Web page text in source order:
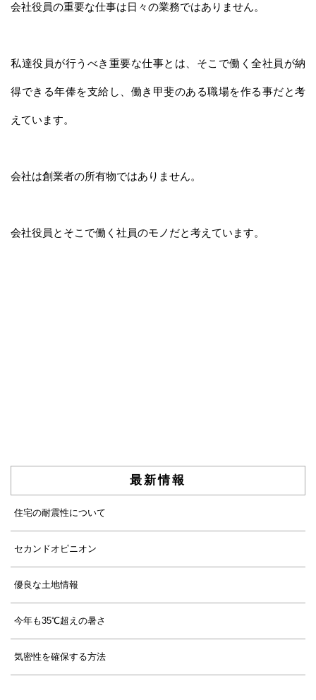
会社役員の重要な仕事は日々の業務ではありません。
私達役員が行うべき重要な仕事とは、そこで働く全社員が納
得できる年俸を支給し、働き甲斐のある職場を作る事だと考
えています。
会社は創業者の所有物ではありません。
会社役員とそこで働く社員のモノだと考えています。
最新情報
住宅の耐震性について
セカンドオピニオン
優良な土地情報
今年も35℃超えの暑さ
気密性を確保する方法